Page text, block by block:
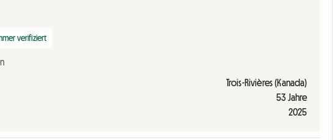
verifiziert
Trois-Rivières (Kanada)
53 Jahre
2025